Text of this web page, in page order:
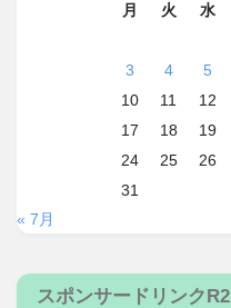
月
火 水
3
4 5
10
11 12
17
18 19
24
25 26
31
« 7月
スポンサードリンクR2